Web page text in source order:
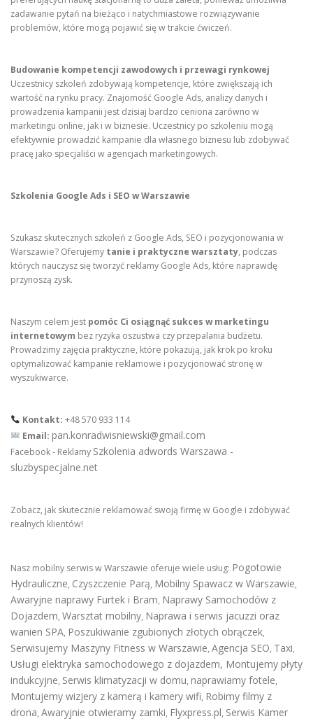
zadawanie pytań na bieżąco i natychmiastowe rozwiązywanie
problemów, które mogą pojawić się w trakcie ćwiczeń.
Budowanie kompetencji zawodowych i przewagi rynkowej
Uczestnicy szkoleń zdobywają kompetencje, które zwiększają ich
wartość na rynku pracy. Znajomość Google Ads, analizy danych i
prowadzenia kampanii jest dzisiaj bardzo ceniona zarówno w
marketingu online, jak i w biznesie. Uczestnicy po szkoleniu mogą
efektywnie prowadzić kampanie dla własnego biznesu lub zdobywać
pracę jako specjaliści w agencjach marketingowych.
Szkolenia Google Ads i SEO w Warszawie
Szukasz skutecznych szkoleń z Google Ads, SEO i pozycjonowania w
Warszawie? Oferujemy tanie i praktyczne warsztaty, podczas
których nauczysz się tworzyć reklamy Google Ads, które naprawdę
przynoszą zysk.
Naszym celem jest pomóc Ci osiągnąć sukces w marketingu
internetowym bez ryzyka oszustwa czy przepalania budżetu.
Prowadzimy zajęcia praktyczne, które pokazują, jak krok po kroku
optymalizować kampanie reklamowe i pozycjonować stronę w
wyszukiwarce.
Kontakt: +48 570 933 114
Email: pan.konradwisniewski@gmail.com
Facebook - Reklamy Szkolenia adwords Warszawa -
sluzbyspecjalne.net
Zobacz, jak skutecznie reklamować swoją firmę w Google i zdobywać
realnych klientów!
Nasz mobilny serwis w Warszawie oferuje wiele usług: Pogotowie
Hydrauliczne, Czyszczenie Parą, Mobilny Spawacz w Warszawie,
Awaryjne naprawy Furtek i Bram, Naprawy Samochodów z
Dojazdem, Warsztat mobilny, Naprawa i serwis jacuzzi oraz
wanien SPA, Poszukiwanie zgubionych złotych obrączek,
Serwisujemy Maszyny Fitness w Warszawie, Agencja SEO, Taxi,
Usługi elektryka samochodowego z dojazdem, Montujemy płyty
indukcyjne, Serwis klimatyzacji w domu, naprawiamy fotele,
Montujemy wizjery z kamerą i kamery wifi, Robimy filmy z
drona, Awaryjnie otwieramy zamki, Flyxpress.pl, Serwis Kamer